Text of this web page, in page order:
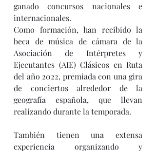
ganado concursos nacionales e
internacionales.
Como formación, han recibido la
beca de música de cámara de la
Asociación de Intérpretes y
Ejecutantes (AIE) Clásicos en Ruta
del año 2022, premiada con una gira
de conciertos alrededor de la
geografía española, que llevan
realizando durante la temporada.
También tienen una extensa
experiencia organizando y